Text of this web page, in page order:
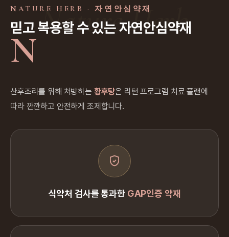
Nature Herb
NATURE HERB · 자연안심약재
믿고 복용할 수 있는 자연안심약재
N
산후조리를 위해 처방하는 황후탕은 리턴 프로그램 치료 플랜에
따라 깐깐하고 안전하게 조제합니다.
식약처 검사를 통과한 GAP인증 약재